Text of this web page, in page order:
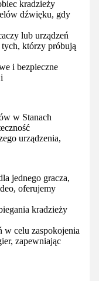
kradzieży
dźwięku, gdy
lub urządzeń
tych, którzy próbują
i bezpieczne
w Stanach
urządzenia,
jednego gracza,
oferujemy
kradzieży
w celu zaspokojenia
zapewniając